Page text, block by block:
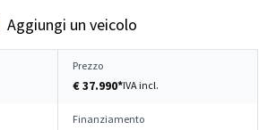
Aggiungi un veicolo
Prezzo
€ 37.990*IVA incl.
Finanziamento